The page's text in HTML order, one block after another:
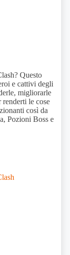
Questo
e cattivi degli
migliorarle
renderti le cose
così da
Pozioni Boss e